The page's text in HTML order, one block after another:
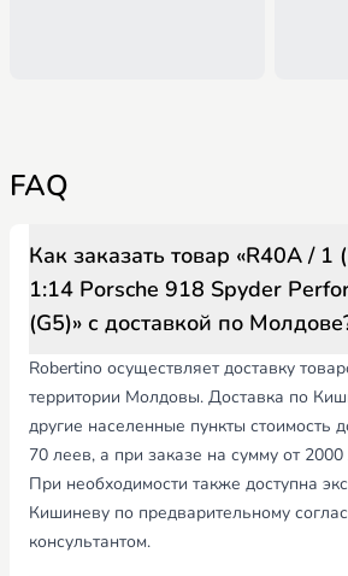
FAQ
Как заказать товар «R40A / 1
1:14 Porsche 918 Spyder
(G5)» с доставкой по
Robertino осуществляет доставку
территории Молдовы. Доставка по
другие населенные пункты стоимость
70 леев, а при заказе на сумму от
При необходимости также доступна
Кишиневу по предварительному
консультантом.